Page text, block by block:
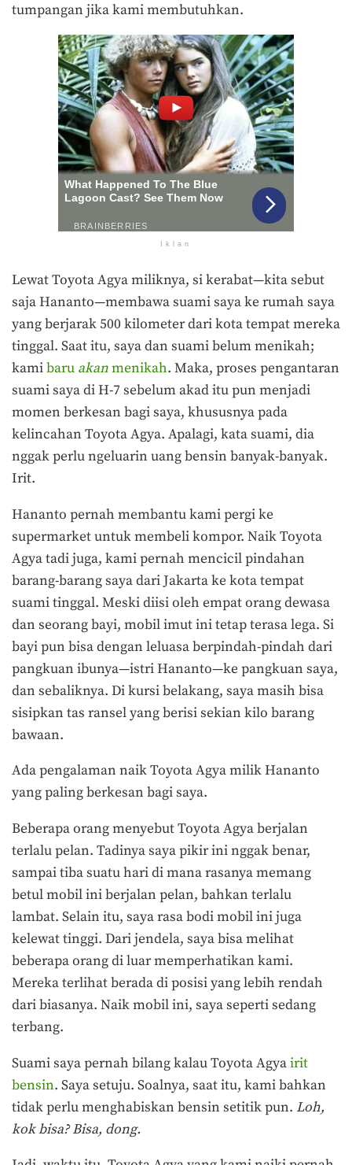
tumpangan jika kami membutuhkan.
Iklan
Lewat Toyota Agya miliknya, si kerabat—kita sebut
saja Hananto—membawa suami saya ke rumah saya
yang berjarak 500 kilometer dari kota tempat mereka
tinggal. Saat itu, saya dan suami belum menikah;
kamibaru akanmenikah. Maka, proses pengantaran
suami saya di H-7 sebelum akad itu pun menjadi
momen berkesan bagi saya, khususnya pada
kelincahan Toyota Agya. Apalagi, kata suami, dia
nggak perlu ngeluarin uang bensin banyak-banyak.
Irit.
Hananto pernah membantu kami pergi ke
supermarket untuk membeli kompor. Naik Toyota
Agya tadi juga, kami pernah mencicil pindahan
barang-barang saya dari Jakarta ke kota tempat
suami tinggal. Meski diisi oleh empat orang dewasa
dan seorang bayi, mobil imut ini tetap terasa lega. Si
bayi pun bisa dengan leluasa berpindah-pindah dari
pangkuan ibunya—istri Hananto—ke pangkuan saya,
dan sebaliknya. Di kursi belakang, saya masih bisa
sisipkan tas ransel yang berisi sekian kilo barang
bawaan.
Ada pengalaman naik Toyota Agya milik Hananto
yang paling berkesan bagi saya.
Beberapa orang menyebut Toyota Agya berjalan
terlalu pelan. Tadinya saya pikir ini nggak benar,
sampai tiba suatu hari di mana rasanya memang
betul mobil ini berjalan pelan, bahkan terlalu
lambat. Selain itu, saya rasa bodi mobil ini juga
kelewat tinggi. Dari jendela, saya bisa melihat
beberapa orang di luar memperhatikan kami.
Mereka terlihat berada di posisi yang lebih rendah
dari biasanya. Naik mobil ini, saya seperti sedang
terbang.
Suami saya pernah bilang kalau Toyota Agyairit
bensin. Saya setuju. Soalnya, saat itu, kami bahkan
tidak perlu menghabiskan bensin setitik pun. Loh,
kok bisa? Bisa, dong.